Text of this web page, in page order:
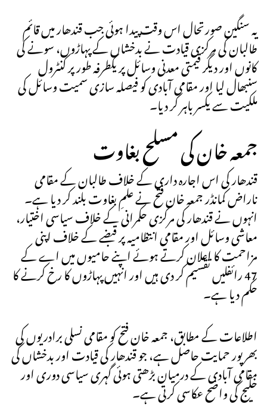
یہ سنگین صورتحال اس وقت پیدا ہوئی جب قندھار میں قائم
طالبان کی مرکزی قیادت نے بدخشاں کے پہاڑوں، سونے کی
کانوں اور دیگر قیمتی معدنی وسائل پر یکطرفہ طور پر کنٹرول
سنبھال لیا اور مقامی آبادی کو فیصلہ سازی سمیت وسائل کی
ملکیت سے یکسر باہر کر دیا۔
جمعہ خان کی مسلح بغاوت
قندھار کی اس اجارہ داری کے خلاف طالبان کے مقامی
ناراض کمانڈر جمعہ خان فتح نے علمِ بغاوت بلند کر دیا ہے۔
انہوں نے قندھار کی مرکزی حکمرانی کے خلاف سیاسی اختیار،
معاشی وسائل اور مقامی انتظامیہ پر قبضے کے خلاف اپنی
مزاحمت کا اعلان کرتے ہوئے اپنے حامیوں میں اے کے
47 رائفلیں تقسیم کر دی ہیں اور انہیں پہاڑوں کا رخ کرنے کا
حکم دیا ہے۔
اطلاعات کے مطابق، جمعہ خان فتح کو مقامی نسلی برادریوں کی
بھرپور حمایت حاصل ہے، جو قندھار کی قیادت اور بدخشاں کی
مقامی آبادی کے درمیان بڑھتی ہوئی گہری سیاسی دوری اور
خلیج کی واضح عکاسی کرتی ہے۔